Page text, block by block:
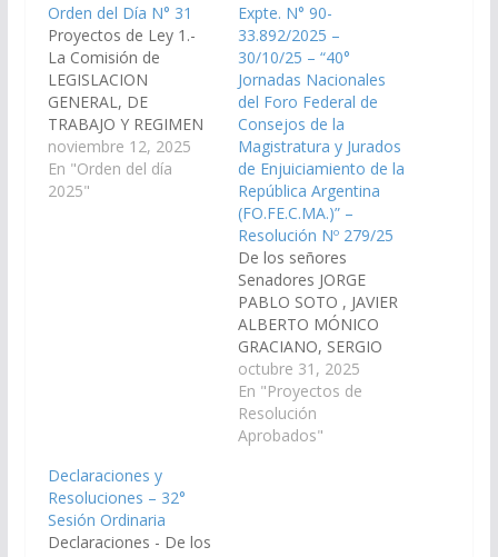
Orden del Día N° 31
Proyectos de Ley 1.-
La Comisión de
LEGISLACION
GENERAL, DE
TRABAJO Y REGIMEN
PREVISIONAL, ha
considerado el
Proyecto de Ley en
noviembre 12, 2025
En "Orden del día
2025"
Expte. N° 90-
33.892/2025 –
30/10/25 – “40°
Jornadas Nacionales
del Foro Federal de
Consejos de la
Magistratura y Jurados
de Enjuiciamiento de la
República Argentina
(FO.FE.C.MA.)” –
Resolución Nº 279/25
De los señores
Senadores JORGE
PABLO SOTO , JAVIER
ALBERTO MÓNICO
GRACIANO, SERGIO
RODRIGO SALDAÑO,
JUAN CRUZ CURA Y
MASHUR LAPAD
declarar de interés de
octubre 31, 2025
En "Proyectos de
Resolución
Aprobados"
Declaraciones y
Resoluciones – 32°
Sesión Ordinaria
Declaraciones - De los